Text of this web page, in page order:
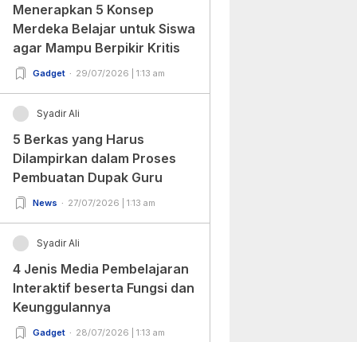
Menerapkan 5 Konsep
Merdeka Belajar untuk Siswa
agar Mampu Berpikir Kritis
Gadget 29/07/2026 | 1:13 am
Syadir Ali
5 Berkas yang Harus
Dilampirkan dalam Proses
Pembuatan Dupak Guru
News 27/07/2026 | 1:13 am
Syadir Ali
4 Jenis Media Pembelajaran
Interaktif beserta Fungsi dan
Keunggulannya
Gadget 28/07/2026 | 1:13 am